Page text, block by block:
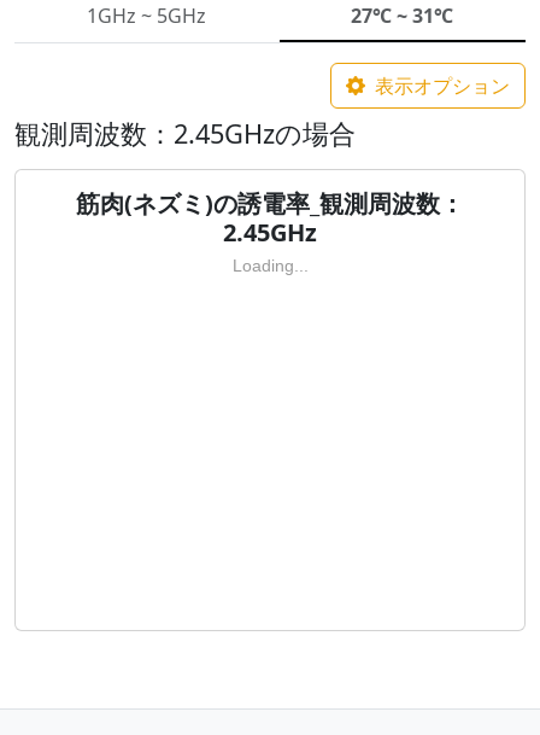
1GHz ~ 5GHz 27℃ ~ 31℃
表示オプション
観測周波数：2.45GHzの場合
筋肉(ネズミ)の誘電率_観測周波数：
2.45GHz
Loading...